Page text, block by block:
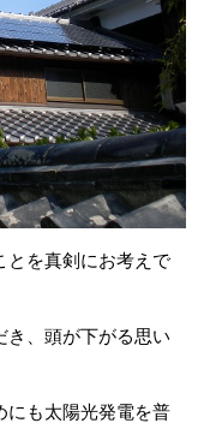
とを真剣にお考えで
き、頭が下がる思い
にも太陽光発電を普